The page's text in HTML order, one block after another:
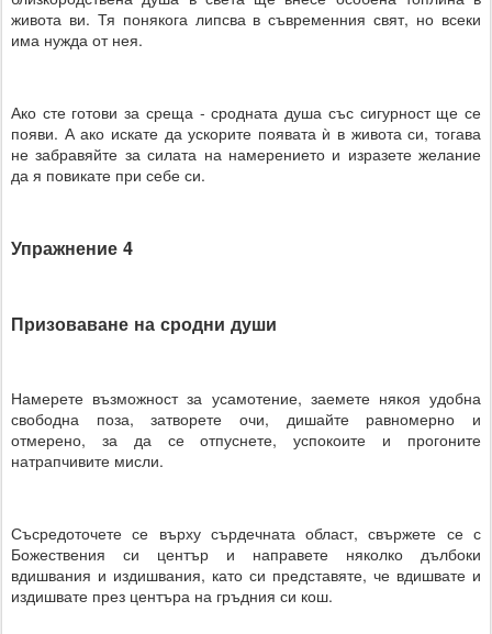
живота ви. Тя понякога липсва в съвременния свят, но всеки
има нужда от нея.
Ако сте готови за среща - сродната душа със сигурност ще се
появи. А ако искате да ускорите появата ѝ в живота си, тогава
не забравяйте за силата на намерението и изразете желание
да я повикате при себе си.
Упражнение 4
Призоваване на сродни души
Намерете възможност за усамотение, заемете някоя удобна
свободна поза, затворете очи, дишайте равномерно и
отмерено, за да се отпуснете, успокоите и прогоните
натрапчивите мисли.
Съсредоточете се върху сърдечната област, свържете се с
Божествения си център и направете няколко дълбоки
вдишвания и издишвания, като си представяте, че вдишвате и
издишвате през центъра на гръдния си кош.